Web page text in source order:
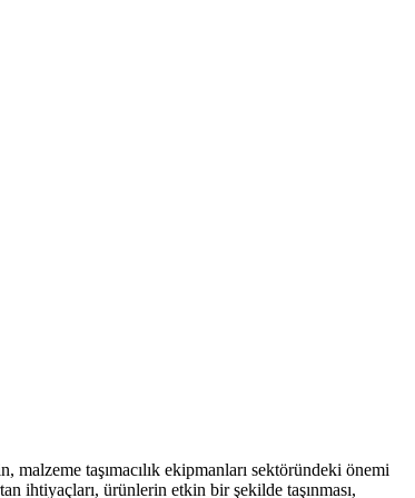
malzeme taşımacılık ekipmanları sektöründeki önemi
ihtiyaçları, ürünlerin etkin bir şekilde taşınması,